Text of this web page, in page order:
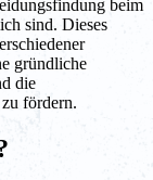
beim
sind. Dieses
gründliche
die
fördern.